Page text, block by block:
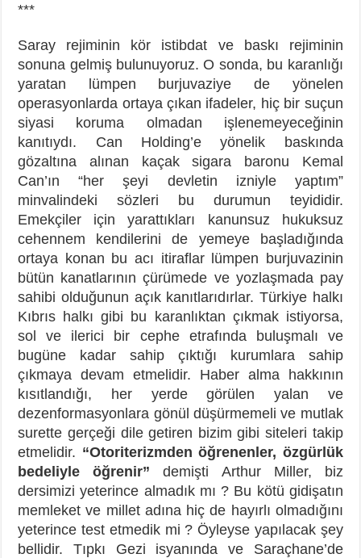
***
Saray rejiminin kör istibdat ve baskı rejiminin
sonuna gelmiş bulunuyoruz. O sonda, bu karanlığı
yaratan lümpen burjuvaziye de yönelen
operasyonlarda ortaya çıkan ifadeler, hiç bir suçun
siyasi koruma olmadan işlenemeyeceğinin
kanıtıydı. Can Holding’e yönelik baskında
gözaltına alınan kaçak sigara baronu Kemal
Can’ın “her şeyi devletin izniyle yaptım”
minvalindeki sözleri bu durumun teyididir.
Emekçiler için yarattıkları kanunsuz hukuksuz
cehennem kendilerini de yemeye başladığında
ortaya konan bu acı itiraflar lümpen burjuvazinin
bütün kanatlarının çürümede ve yozlaşmada pay
sahibi olduğunun açık kanıtlarıdırlar. Türkiye halkı
Kıbrıs halkı gibi bu karanlıktan çıkmak istiyorsa,
sol ve ilerici bir cephe etrafında buluşmalı ve
bugüne kadar sahip çıktığı kurumlara sahip
çıkmaya devam etmelidir. Haber alma hakkının
kısıtlandığı, her yerde görülen yalan ve
dezenformasyonlara gönül düşürmemeli ve mutlak
surette gerçeği dile getiren bizim gibi siteleri takip
etmelidir. “Otoriterizmden öğrenenler, özgürlük
bedeliyle öğrenir” demişti Arthur Miller, biz
dersimizi yeterince almadık mı ? Bu kötü gidişatın
memleket ve millet adına hiç de hayırlı olmadığını
yeterince test etmedik mi ? Öyleyse yapılacak şey
bellidir. Tıpkı Gezi isyanında ve Saraçhane’de